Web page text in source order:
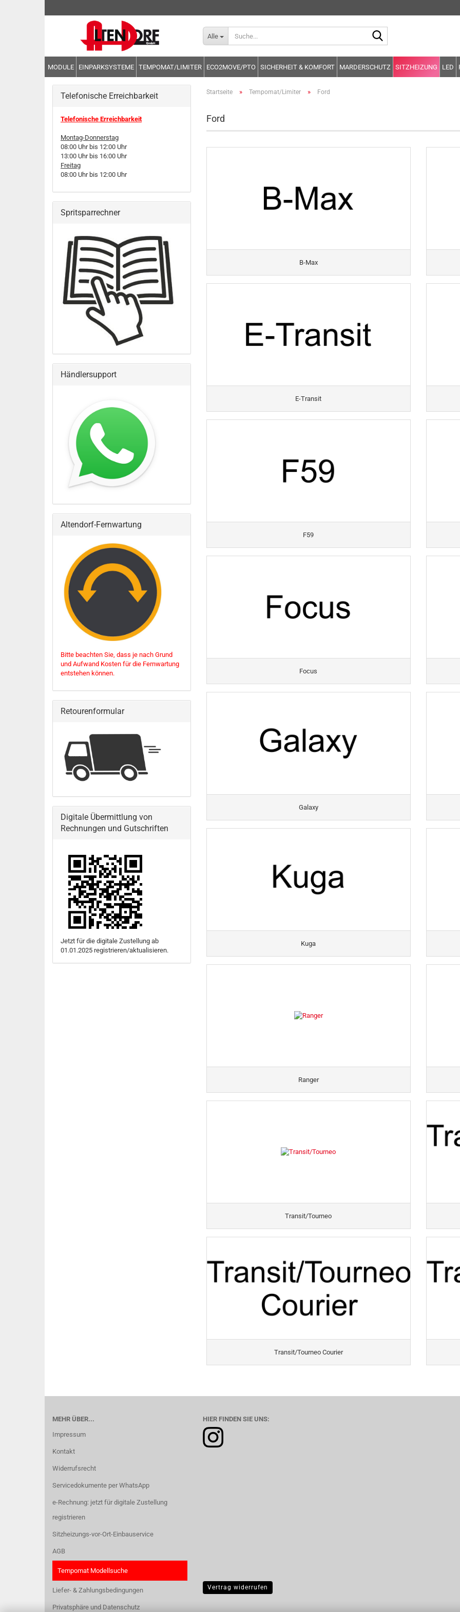
Alle
MODULE EINPARKSYSTEME TEMPOMAT/LIMITER ECO2MOVE/PTO SICHERHEIT & KOMFORT MARDERSCHUTZ SITZHEIZUNG LED
Startseite » Tempomat/Limiter » Ford
Ford
B-Max
E-Transit
F59
Focus
Galaxy
Kuga
Ranger
Transit/Tourneo
Transit/Tourneo Courier
Telefonische Erreichbarkeit
Telefonische Erreichbarkeit
Montag-Donnerstag
08:00 Uhr bis 12:00 Uhr
13:00 Uhr bis 16:00 Uhr
Freitag
08:00 Uhr bis 12:00 Uhr
Spritsparrechner
Händlersupport
Altendorf-Fernwartung
Bitte beachten Sie, dass je nach Grund
und Aufwand Kosten für die Fernwartung
entstehen können.
Retourenformular
Digitale Übermittlung von
Rechnungen und Gutschriften
Jetzt für die digitale Zustellung ab
01.01.2025 registrieren/aktualisieren.
MEHR ÜBER...
Impressum
Kontakt
Widerrufsrecht
Servicedokumente per WhatsApp
e-Rechnung: jetzt für digitale Zustellung
registrieren
Sitzheizungs-vor-Ort-Einbauservice
AGB
Tempomat Modellsuche
Liefer- & Zahlungsbedingungen
Privatsphäre und Datenschutz
HIER FINDEN SIE UNS:
Vertrag widerrufen